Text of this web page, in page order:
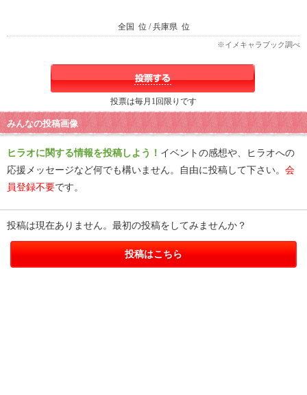
全国 位 / 兵庫県 位
※イメキャラブック調べ
投票は毎月1回限りです
みんなの投稿画像
ヒラオに関する情報を投稿しよう！ イベントの感想や、ヒラオへの
応援メッセージなど何でも構いません。自由に投稿して下さい。 会
員登録不要です。
投稿は現在ありません。最初の投稿をしてみませんか？
投稿はこちら